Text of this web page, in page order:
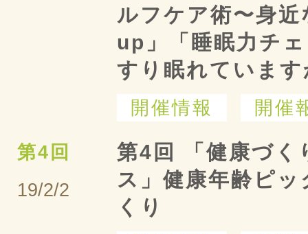
ルフケア術〜身
up」「睡眠力チ
すり眠れています
開催情報 開催
第4回
19/2/2
第4回 「健康づく
ス」健康年齢ピ
くり